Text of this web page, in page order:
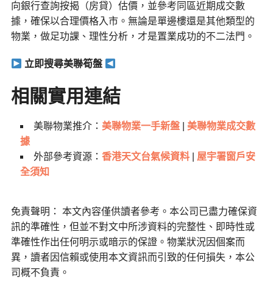
向銀行查詢按揭（房貸）估價，並參考同區近期成交數
據，確保以合理價格入市。無論是單邊樓還是其他類型的
物業，做足功課、理性分析，才是置業成功的不二法門。
立即搜尋美聯筍盤
相關實用連結
美聯物業推介： 美聯物業一手新盤| 美聯物業成交數
據
外部參考資源： 香港天文台氣候資料| 屋宇署窗戶安
全須知
免責聲明： 本文內容僅供讀者參考。本公司已盡力確保資
訊的準確性，但並不對文中所涉資料的完整性、即時性或
準確性作出任何明示或暗示的保證。物業狀況因個案而
異，讀者因信賴或使用本文資訊而引致的任何損失，本公
司概不負責。